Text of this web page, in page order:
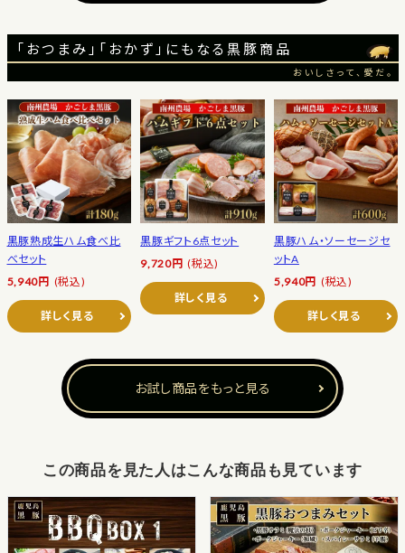
「おつまみ」「おかず」にもなる黒豚商品
おいしさって、愛だ。
黒豚熟成生ハム食べ比
べセット
5,940円 (税込)
詳しく見る
黒豚ギフト6点セット
9,720円 (税込)
詳しく見る
黒豚ハム・ソーセージセ
ットA
5,940円 (税込)
詳しく見る
お試し商品をもっと見る
この商品を見た人はこんな商品も見ています